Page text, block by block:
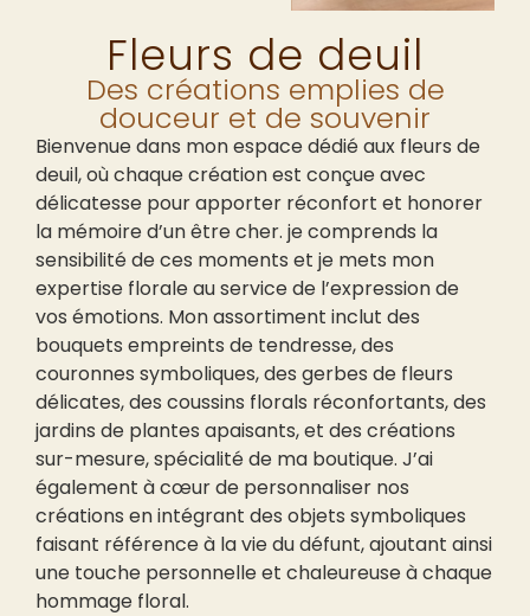
Fleurs de deuil
Des créations emplies de
douceur et de souvenir
Bienvenue dans mon espace dédié aux fleurs de
deuil, où chaque création est conçue avec
délicatesse pour apporter réconfort et honorer
la mémoire d’un être cher. je comprends la
sensibilité de ces moments et je mets mon
expertise florale au service de l’expression de
vos émotions. Mon assortiment inclut des
bouquets empreints de tendresse, des
couronnes symboliques, des gerbes de fleurs
délicates, des coussins florals réconfortants, des
jardins de plantes apaisants, et des créations
sur-mesure, spécialité de ma boutique. J’ai
également à cœur de personnaliser nos
créations en intégrant des objets symboliques
faisant référence à la vie du défunt, ajoutant ainsi
une touche personnelle et chaleureuse à chaque
hommage floral.